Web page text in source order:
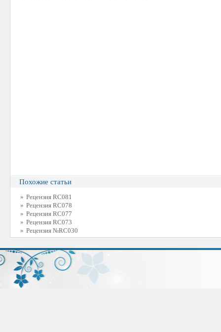
Похожие статьи
» Рецензия RC081
» Рецензия RC078
» Рецензия RC077
» Рецензия RC073
» Рецензия №RC030